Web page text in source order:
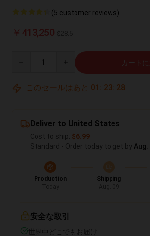
(5 customer reviews)
￥413,250
カートに
このセールはあと 01 : 23: 27
Deliver to United States
Cost to ship: $6.99
Standard - Order today to get by Aug.
Production
Shipping
安全な取引
世界中どこでもお届け